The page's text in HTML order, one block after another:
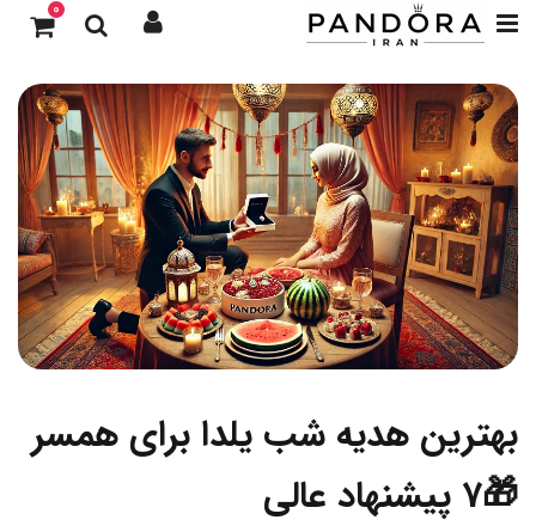
0
بهترین هدیه شب یلدا برای همسر
🎁7 پیشنهاد عالی